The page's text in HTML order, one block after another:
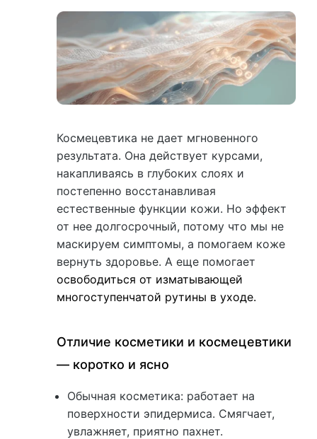
Космецевтика не дает мгновенного
результата. Она действует курсами,
накапливаясь в глубоких слоях и
постепенно восстанавливая
естественные функции кожи. Но эффект
от нее долгосрочный, потому что мы не
маскируем симптомы, а помогаем коже
вернуть здоровье. А еще помогает
освободиться от изматывающей
многоступенчатой рутины в уходе.
Отличие косметики и космецевтики
— коротко и ясно
Обычная косметика: работает на
поверхности эпидермиса. Смягчает,
увлажняет, приятно пахнет.